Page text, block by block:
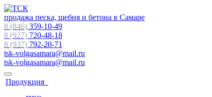
продажа песка, щебня и бетона в Самаре
8 (846) 359-10-49
8 (927) 720-48-18
8 (937) 792-20-71
tsk-volgasamara@mail.ru
tsk-volgasamara@mail.ru
Продукция